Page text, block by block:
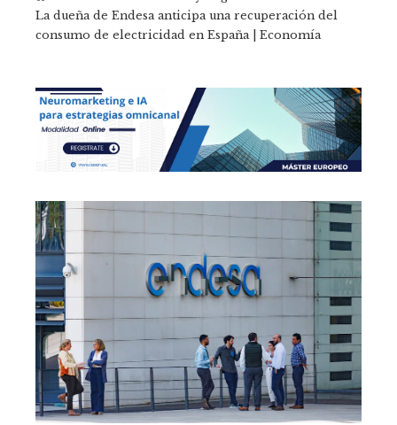
La dueña de Endesa anticipa una recuperación del
consumo de electricidad en España | Economía